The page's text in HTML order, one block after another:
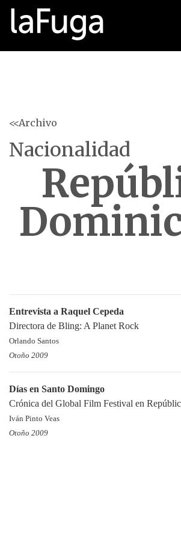
<<Archivo
Nacionalidad
Entrevista a Raquel Cepeda
Directora de Bling: A Planet Rock
Orlando Santos
Otoño 2009
Días en Santo Domingo
Crónica del Global Film Festival en
Iván Pinto Veas
Otoño 2009